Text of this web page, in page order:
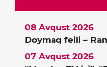
Doymaq feili –
08 Avqust 2026
07 Avqust 2026